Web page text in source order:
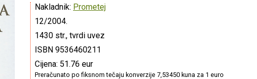
Nakladnik: Prometej
12/2004.
1430 str., tvrdi uvez
ISBN 9536460211
Cijena: 51.76 eur
Preračunato po fiksnom tečaju konverzije 7,53450 kuna za 1 euro